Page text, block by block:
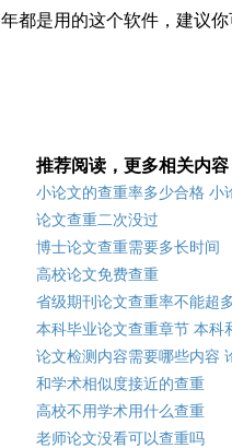
年都是用的这个软件，建议
推荐阅读，更多相关内容
小论文的查重率多少合格 小
论文查重二次没过
博士论文查重需要多长时间
高校论文免费查重
省级期刊论文查重率不能超
本科毕业论文查重章节 本科
论文检测内容需要哪些内容
和学术相似度接近的查重
高校不用学术用什么查重
老师论文没看可以查重吗